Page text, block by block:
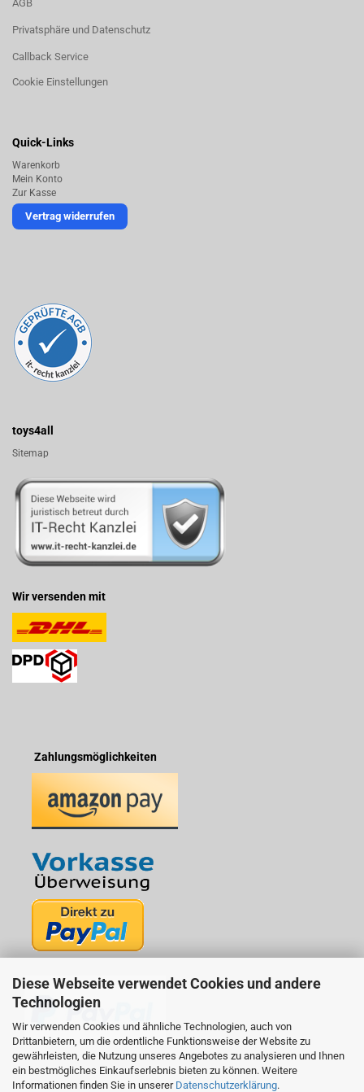
Diese Webseite verwendet Cookies und andere
Technologien
Wir verwenden Cookies und ähnliche Technologien, auch von
Drittanbietern, um die ordentliche Funktionsweise der Website zu
gewährleisten, die Nutzung unseres Angebotes zu analysieren und Ihnen
ein bestmögliches Einkaufserlebnis bieten zu können. Weitere
Informationen finden Sie in unserer Datenschutzerklärung.
AGB
Privatsphäre und Datenschutz
Callback Service
Cookie Einstellungen
Quick-Links
Warenkorb
Mein Konto
Zur Kasse
Vertrag widerrufen
toys4all
Sitemap
Wir versenden mit
Zahlungsmöglichkeiten